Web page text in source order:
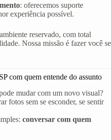
: oferecemos suporte
experiência possível.
reservado, com total
Nossa missão é fazer você se
com quem entende do assunto
mudar com um novo visual?
fotos sem se esconder, se sentir
conversar com quem